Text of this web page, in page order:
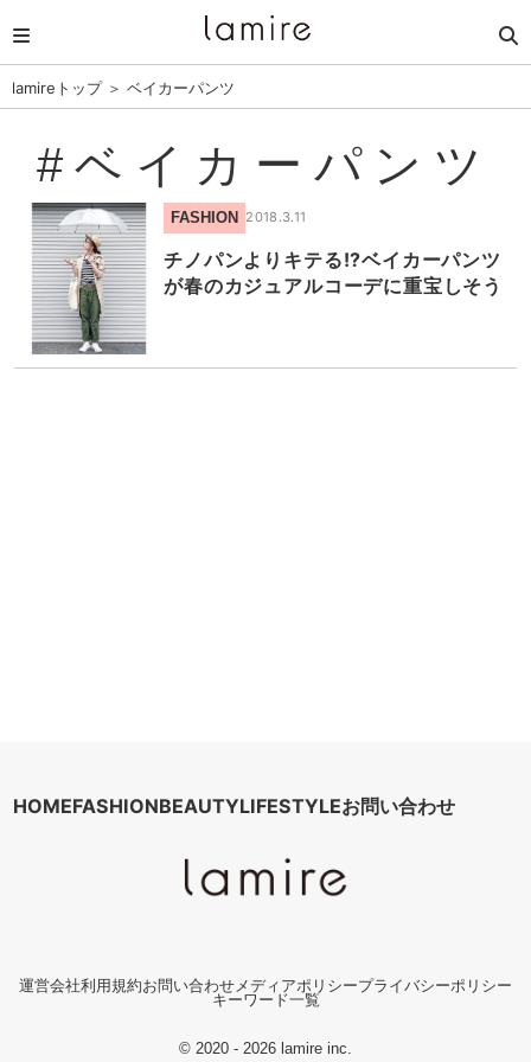
lamireトップ＞ ベイカーパンツ
#ベイカーパンツ
FASHION 2018.3.11
チノパンよりキテる!?ベイカーパンツ
が春のカジュアルコーデに重宝しそう
HOMEFASHIONBEAUTYLIFESTYLEお問い合わせ
運営会社利用規約お問い合わせメディアポリシープライバシーポリシー
キーワード一覧
© 2020 - 2026 lamire inc.